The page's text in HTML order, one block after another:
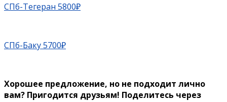
СПб-Тегеран 5800₽
СПб-Баку 5700₽
Хорошее предложение, но не подходит лично
вам? Пригодится друзьям! Поделитесь через